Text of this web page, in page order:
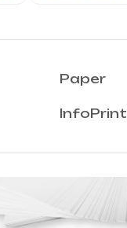
Paper
InfoPrint